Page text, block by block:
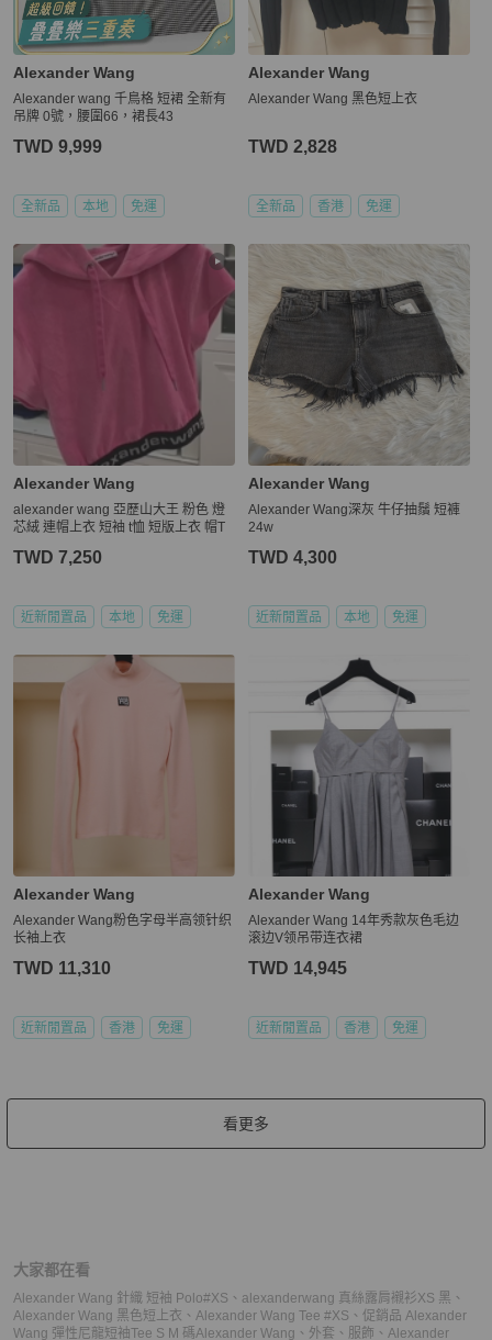
Alexander Wang
Alexander wang 千鳥格 短裙 全新有
吊牌 0號，腰圍66，裙長43
TWD 9,999
全新品 本地 免運
Alexander Wang
Alexander Wang 黑色短上衣
TWD 2,828
全新品 香港 免運
Alexander Wang
alexander wang 亞歷山大王 粉色 燈
芯絨 連帽上衣 短袖 t恤 短版上衣 帽T
TWD 7,250
近新閒置品 本地 免運
Alexander Wang
Alexander Wang深灰 牛仔抽鬚 短褲
24w
TWD 4,300
近新閒置品 本地 免運
Alexander Wang
Alexander Wang粉色字母半高领针织
长袖上衣
TWD 11,310
近新閒置品 香港 免運
Alexander Wang
Alexander Wang 14年秀款灰色毛边
滚边V领吊带连衣裙
TWD 14,945
近新閒置品 香港 免運
看更多
大家都在看
Alexander Wang 針織 短袖 Polo#XS 、 alexanderwang 真絲露肩襯衫XS 黑 、
Alexander Wang 黑色短上衣 、 Alexander Wang Tee #XS 、 促銷品 Alexander
Wang 彈性尼龍短袖Tee S M 碼Alexander Wang 、 外套 、 服飾 、 Alexander